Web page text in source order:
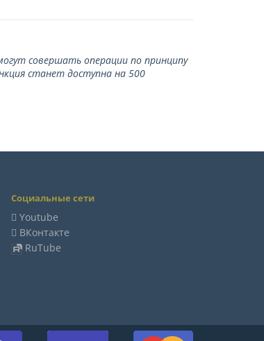
совершать операции по принципу
станет доступна на 500
Социальные сети
Youtube
ВКонтакте
RuTube